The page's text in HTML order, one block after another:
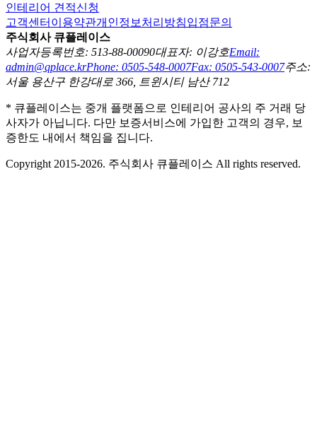
인테리어 견적신청
고객센터 이용약관개인정보처리방침입점문의
주식회사 큐플레이스
사업자등록번호: 513-88-00090대표자: 이강호Email:
admin@qplace.krPhone: 0505-548-0007Fax: 0505-543-0007주소:
서울 용산구 한강대로 366, 트윈시티 남산 712
* 큐플레이스는 중개 플랫폼으로 인테리어 공사의 주 거래 당
사자가 아닙니다. 다만 보증서비스에 가입한 고객의 경우, 보
증한도 내에서 책임을 집니다.
Copyright 2015-2026. 주식회사 큐플레이스 All rights reserved.